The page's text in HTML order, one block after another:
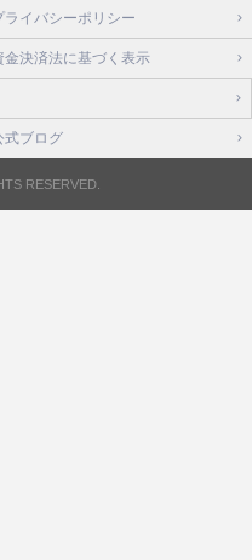
ライバシーポリシー
金決済法に基づく表示
式ブログ
RESERVED.